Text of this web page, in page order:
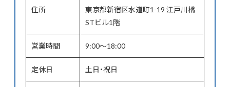
住所
東京都新宿区水道町1-19 江戸川橋
STビル1階
営業時間 9:00～18:00
定休日 土日・祝日